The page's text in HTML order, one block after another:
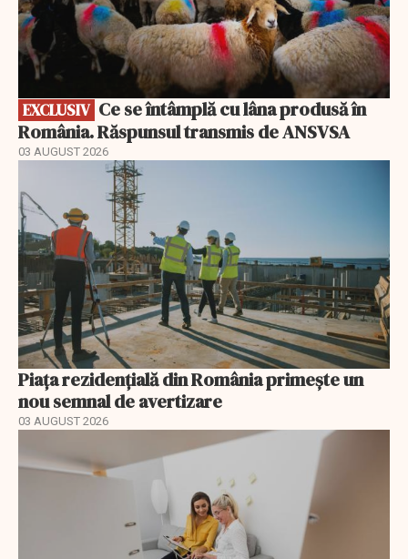
EXCLUSIV
România. Răspunsul transmis de ANSVSA
03 AUGUST 2026
Piața rezidențială din România primește un
nou semnal de avertizare
03 AUGUST 2026